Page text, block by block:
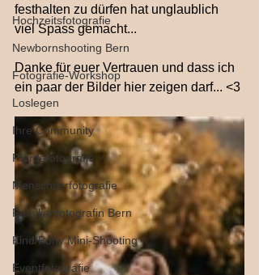
Hochzeitsfotografie
Newbornshooting Bern
Fotografie-Workshop
Loslegen
Ihre Community
Pferdefotografie
Menschtierfotografie
Familienfotografin Bern
Kind/Pony Mini-Shooting
Eventfotografie
festhalten zu dürfen hat unglaublich
viel Spass gemacht...
Danke für euer Vertrauen und dass ich
ein paar der Bilder hier zeigen darf... <3